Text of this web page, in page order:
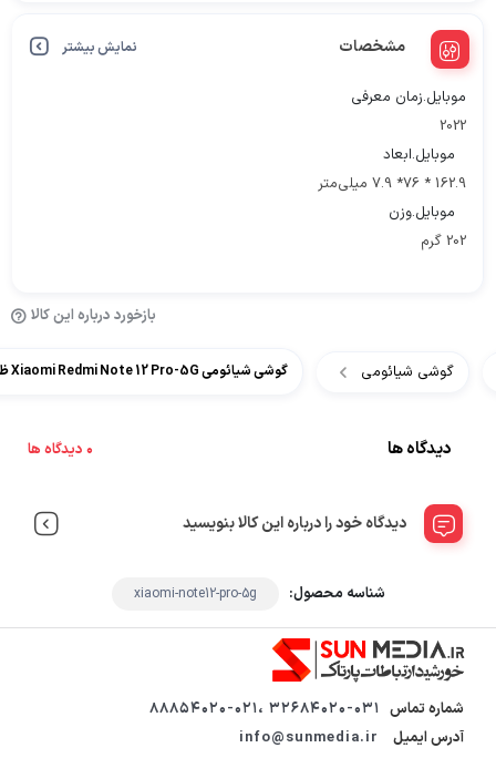
مشخصات نمایش بیشتر
موبایل.زمان معرفی
2022
موبایل.ابعاد
162.9 * 76* 7.9 میلی‌متر
موبایل.وزن
202 گرم
بازخورد درباره این کالا
گوشی شیائومی گوشی شیائومی Xiaomi Redmi Note 12 Pro-5G ظرفیت 256 گیگابایت رم 8 گیگابایت
دیدگاه ها 0 دیدگاه ها
دیدگاه خود را درباره این کالا بنویسید
شناسه محصول: xiaomi-note12-pro-5g
شماره تماس 32684020-031 ،88854020-021
آدرس ایمیل